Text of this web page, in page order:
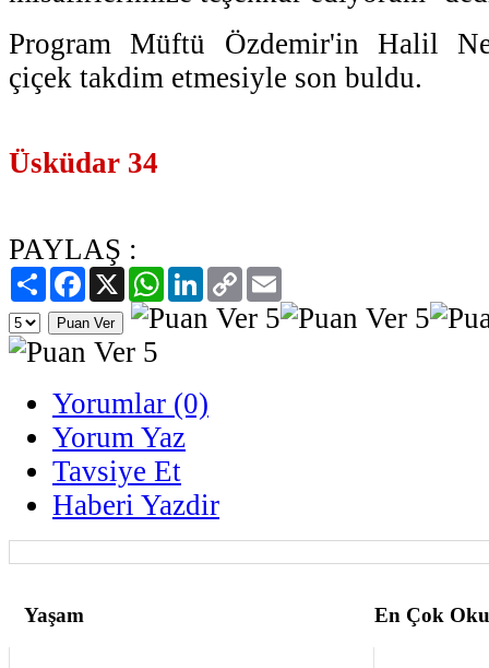
Program Müftü Özdemir'in Halil
çiçek takdim etmesiyle son buldu.
Üsküdar 34
PAYLAŞ :
PaylaşFacebook
X WhatsAppLinkedIn
Copy
Link
Yorumlar (0)
Yorum Yaz
Tavsiye Et
Haberi Yazdir
Yaşam En Çok